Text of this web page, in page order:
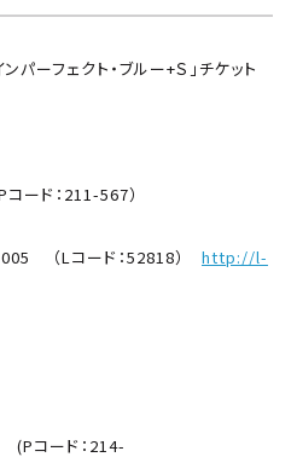
パーフェクト・ブルー+Ｓ」チケット
コード：211-567）
（Lコード：52818） http://l-
コード：214-